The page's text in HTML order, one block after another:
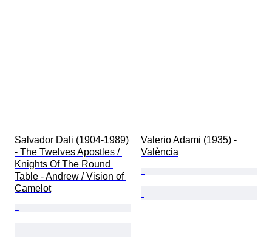
Salvador Dali (1904-1989)
- The Twelves Apostles /
Knights Of The Round
Table - Andrew / Vision of
Camelot
Valerio Adami (1935) -
València